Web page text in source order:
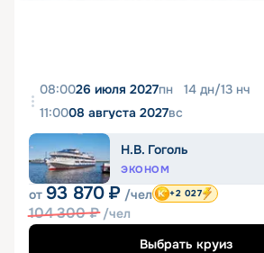
08:0026 июля 2027пн 14 дн/13 нч
11:0008 августа 2027вс
Н.В. Гоголь
ЭКОНОМ
от 93 870 ₽ /чел
104 300₽ /чел
+2 027
Выбрать круиз